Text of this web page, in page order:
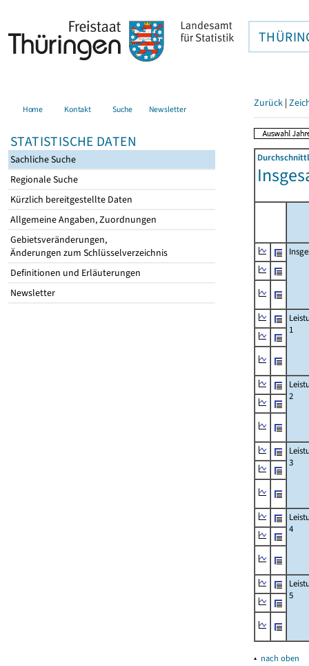
Home Kontakt Suche Newsletter
STATISTISCHE DATEN
Sachliche Suche
Regionale Suche
Kürzlich bereitgestellte Daten
Allgemeine Angaben, Zuordnungen
Gebietsveränderungen,
Änderungen zum Schlüsselverzeichnis
Definitionen und Erläuterungen
Newsletter
Zurück |
1
2
3
4
5
▴ nach oben